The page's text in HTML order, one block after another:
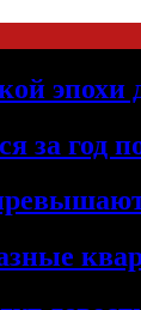
за год